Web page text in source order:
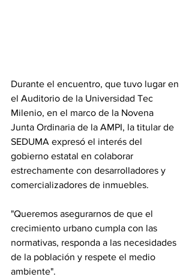
Durante el encuentro, que tuvo lugar en
el Auditorio de la Universidad Tec
Milenio, en el marco de la Novena
Junta Ordinaria de la AMPI, la titular de
SEDUMA expresó el interés del
gobierno estatal en colaborar
estrechamente con desarrolladores y
comercializadores de inmuebles.
"Queremos asegurarnos de que el
crecimiento urbano cumpla con las
normativas, responda a las necesidades
de la población y respete el medio
ambiente".